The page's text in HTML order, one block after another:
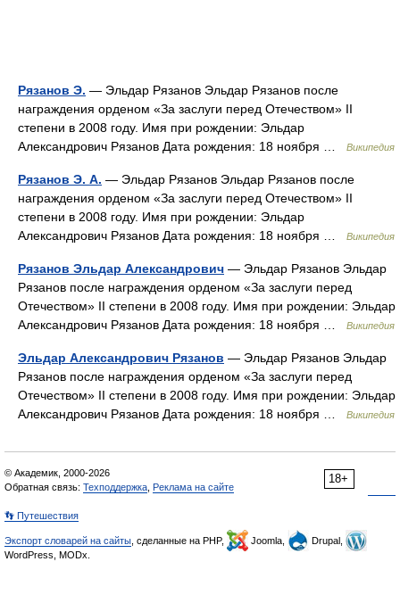
Рязанов Э. — Эльдар Рязанов Эльдар Рязанов после
награждения орденом «За заслуги перед Отечеством» II
степени в 2008 году. Имя при рождении: Эльдар
Александрович Рязанов Дата рождения: 18 ноября …
Википедия
Рязанов Э. А. — Эльдар Рязанов Эльдар Рязанов после
награждения орденом «За заслуги перед Отечеством» II
степени в 2008 году. Имя при рождении: Эльдар
Александрович Рязанов Дата рождения: 18 ноября …
Википедия
Рязанов Эльдар Александрович — Эльдар Рязанов Эльдар
Рязанов после награждения орденом «За заслуги перед
Отечеством» II степени в 2008 году. Имя при рождении: Эльдар
Александрович Рязанов Дата рождения: 18 ноября …
Википедия
Эльдар Александрович Рязанов — Эльдар Рязанов Эльдар
Рязанов после награждения орденом «За заслуги перед
Отечеством» II степени в 2008 году. Имя при рождении: Эльдар
Александрович Рязанов Дата рождения: 18 ноября …
Википедия
18+
© Академик, 2000-2026
Обратная связь: Техподдержка Реклама на сайте
👣 Путешествия
Экспорт словарей на сайты , сделанные на PHP, Joomla,
Drupal,
WordPress, MODx.